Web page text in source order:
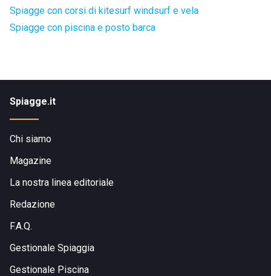
Spiagge con corsi di kitesurf windsurf e vela
Spiagge con piscina e posto barca
Spiagge.it
Chi siamo
Magazine
La nostra linea editoriale
Redazione
F.A.Q.
Gestionale Spiaggia
Gestionale Piscina